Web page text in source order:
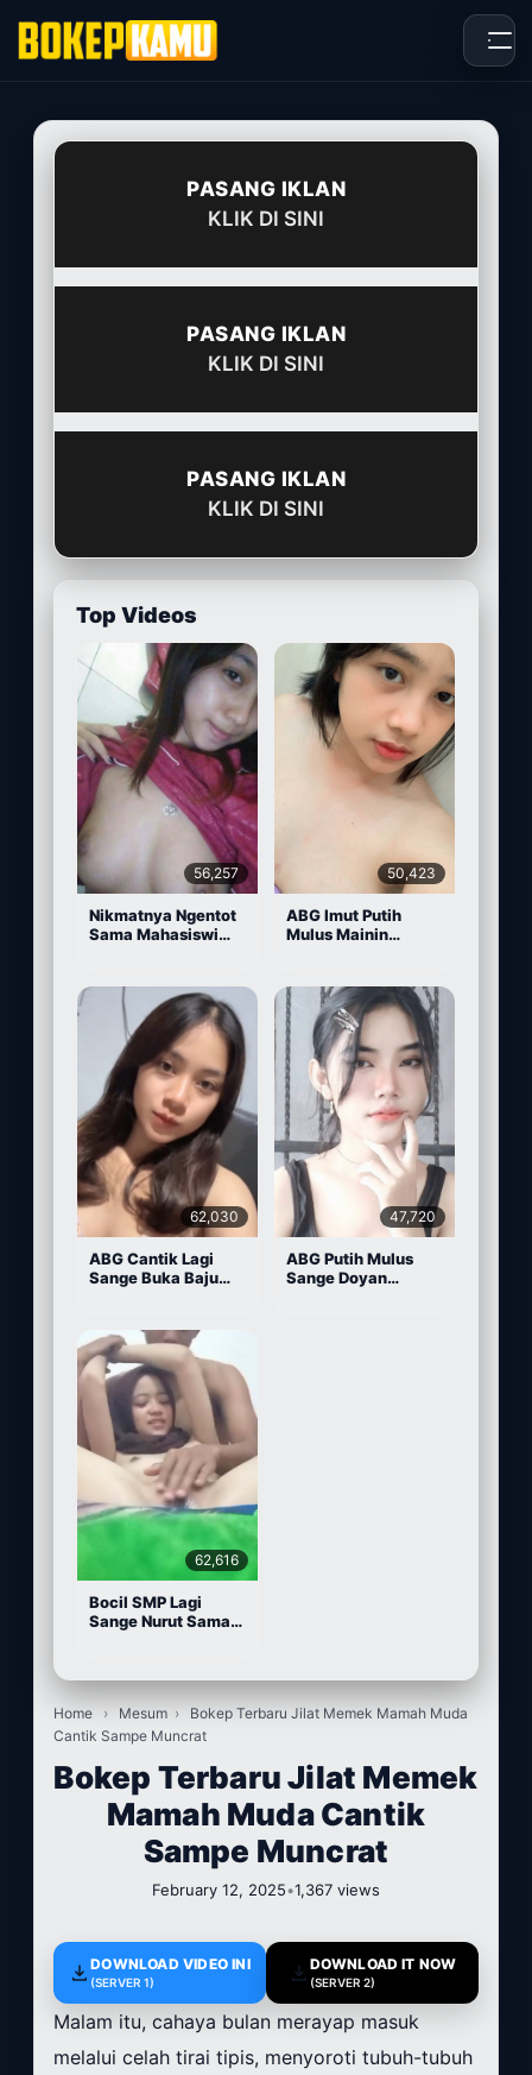
PASANG IKLAN
KLIK DI SINI
PASANG IKLAN
KLIK DI SINI
PASANG IKLAN
KLIK DI SINI
Top Videos
56,257
Nikmatnya Ngentot
Sama Mahasiswi
50,423
ABG Imut Putih
Mulus Mainin
62,030
ABG Cantik Lagi
Sange Buka Baju
47,720
ABG Putih Mulus
Sange Doyan
62,616
Bocil SMP Lagi
Sange Nurut Sama
Home › Mesum ›
Bokep Terbaru Jilat Memek Mamah Muda
Cantik Sampe Muncrat
Bokep Terbaru Jilat Memek
Mamah Muda Cantik
Sampe Muncrat
February 12, 2025•1,367 views
DOWNLOAD VIDEO INI
(SERVER 1)
DOWNLOAD IT NOW
(SERVER 2)
Malam itu, cahaya bulan merayap masuk
melalui celah tirai tipis, menyoroti tubuh-tubuh